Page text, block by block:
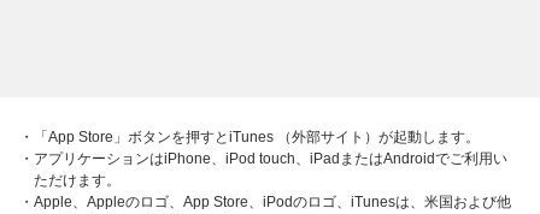
・「App Store」ボタンを押すとiTunes （外部サイト）が起動します。
・アプリケーションはiPhone、iPod touch、iPadまたはAndroidでご利用い
ただけます。
・Apple、Appleのロゴ、App Store、iPodのロゴ、iTunesは、米国および他